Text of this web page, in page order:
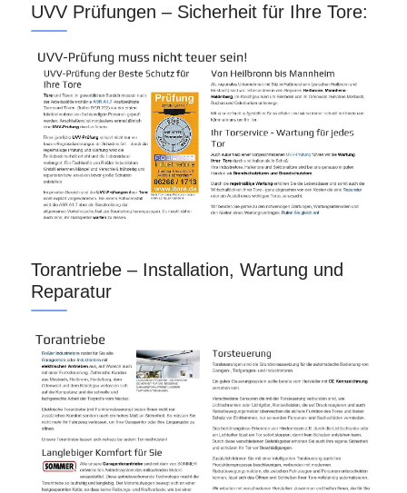
UVV Prüfungen – Sicherheit für Ihre Tore:
Torantriebe – Installation, Wartung und
Reparatur